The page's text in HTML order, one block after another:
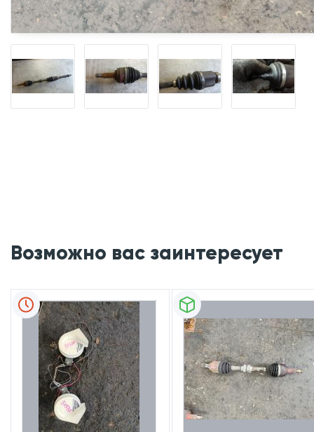
Возможно вас заинтересует